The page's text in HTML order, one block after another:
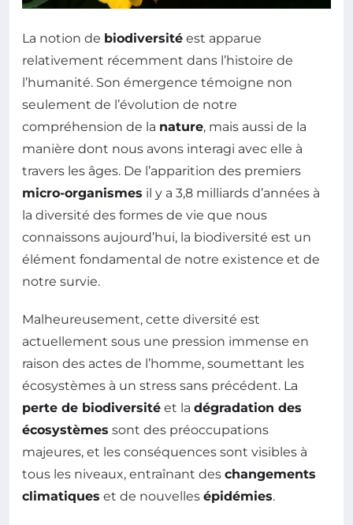
La notion de biodiversité est apparue
relativement récemment dans l’histoire de
l’humanité. Son émergence témoigne non
seulement de l’évolution de notre
compréhension de la nature, mais aussi de la
manière dont nous avons interagi avec elle à
travers les âges. De l’apparition des premiers
micro-organismes il y a 3,8 milliards d’années à
la diversité des formes de vie que nous
connaissons aujourd’hui, la biodiversité est un
élément fondamental de notre existence et de
notre survie.
Malheureusement, cette diversité est
actuellement sous une pression immense en
raison des actes de l’homme, soumettant les
écosystèmes à un stress sans précédent. La
perte de biodiversité et la dégradation des
écosystèmes sont des préoccupations
majeures, et les conséquences sont visibles à
tous les niveaux, entraînant des changements
climatiques et de nouvelles épidémies.